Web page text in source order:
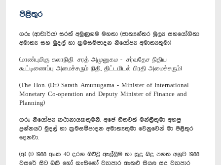
පිළිතුර
ගරු (ආචාර්ය) සරත් අමුණුගම මහතා (ජාත්‍යන්තර මූල්‍ය සහයෝගිතා
අමාත්‍ය සහ මුදල් හා ක්‍රමසම්පාදන නියෝජ්‍ය අමාත්‍යතුමා)
(மாண்புமிகு கலாநிதி சரத் அமுனுகம - சர்வதேச நிதிய
கூட்டிணைப்பு அமைச்சரும் நிதி, திட்டமிடல் பிரதி அமைச்சரும்)
(The Hon. (Dr.) Sarath Amunugama - Minister of International
Monetary Co-operation and Deputy Minister of Finance and
Planning)
ගරු නියෝජ්‍ය කථානායකතුමනි, අපේ හිතවත් මන්ත්‍රීතුමා අහපු
ප්‍රශ්නයට මුදල් හා ක්‍රමසම්පාදන අමාත්‍යතුමා වෙනුවෙන් මා පිළිතුර
දෙනවා.
(අ) (i) 1988 අංක 40 දරන ඔට්ටු ඇල්ලීම හා සූදු බදු පනත අනුව 1988
වසරේ සිට බුකී හෝ කැසිනෝ ව්‍යාපාර ඇතුළු සියලු සූදු ව්‍යාපාර